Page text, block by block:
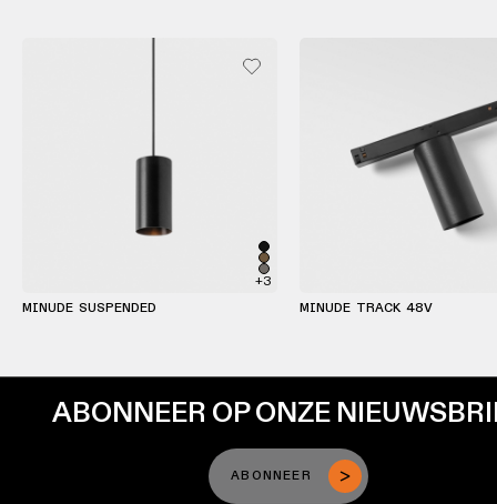
+3
MINUDE SUSPENDED MINUDE TRACK 48V
ABONNEER OP ONZE
ABONNEER